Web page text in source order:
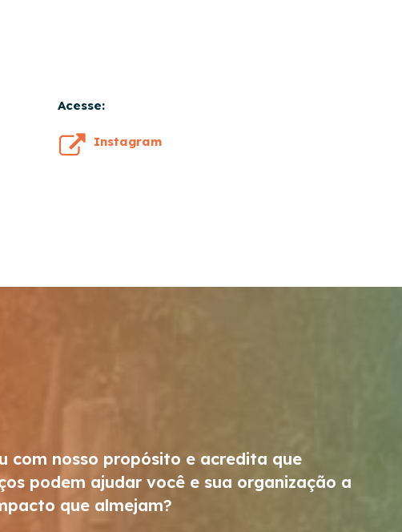
Acesse:
Instagram
com nosso propósito e acredita que
podem ajudar você e sua organização a
que almejam?